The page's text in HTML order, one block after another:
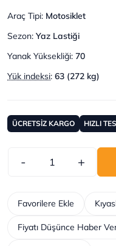
Araç Tipi: Motosiklet
Sezon: Yaz Lastiği
Yanak Yüksekliği: 70
Yük indeksi: 63 (272 kg)
ÜCRETSİZ KARGO HIZLI
- +
Favorilere Ekle
Fiyatı Düşünce Haber